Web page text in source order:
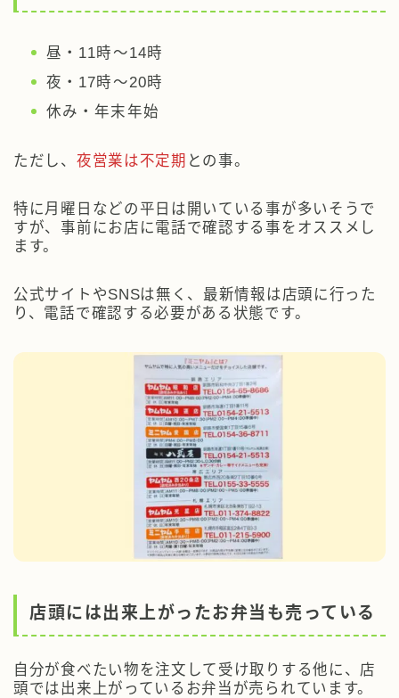
昼・11時～14時
夜・17時～20時
休み・年末年始
ただし、 夜営業は不定期 との事。
特に月曜日などの平日は開いている事が多いそうで
すが、事前にお店に電話で確認する事をオススメし
ます。
公式サイトやSNSは無く、最新情報は店頭に行った
り、電話で確認する必要がある状態です。
店頭には出来上がったお弁当も売っている
自分が食べたい物を注文して受け取りする他に、店
頭では出来上がっているお弁当が売られています。